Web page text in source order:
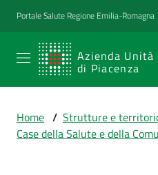
Vai al contenuto
Vai alla navigazione
Vai al footer
Portale Salute Regione Emilia-Romagna
Azienda
di Piacenza
SERVIZIO
SANITARIO
Emilia-
Romagna
Home / Strutture e
Case della Salute e della